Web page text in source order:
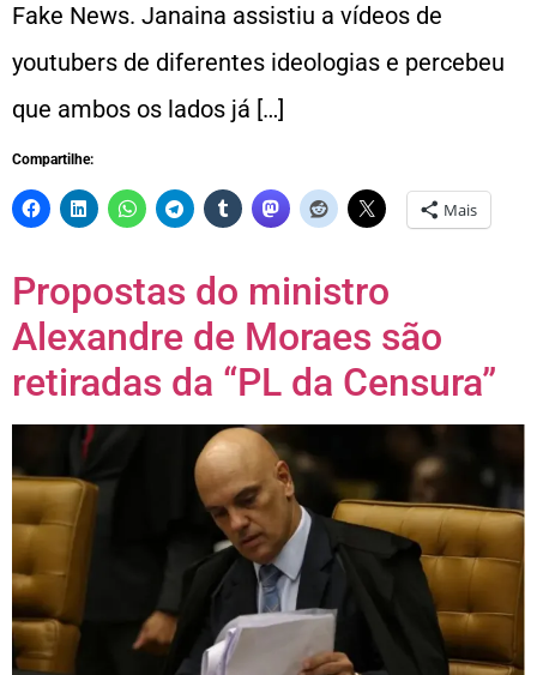
Fake News. Janaina assistiu a vídeos de
youtubers de diferentes ideologias e percebeu
que ambos os lados já […]
Compartilhe:
Mais
Propostas do ministro
Alexandre de Moraes são
retiradas da “PL da Censura”